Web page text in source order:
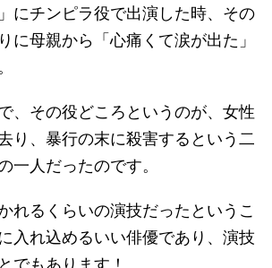
にチンピラ役で出演した時、その
に母親から「心痛くて涙が出た」
、その役どころというのが、女性
り、暴行の末に殺害するという二
一人だったのです。
れるくらいの演技だったというこ
入れ込めるいい俳優であり、演技
でもあります！